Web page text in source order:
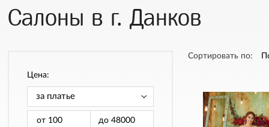
Салоны в г. Данков
Цена:
от до
Сортировать по: